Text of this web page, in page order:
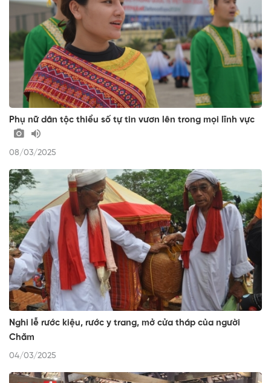
Phụ nữ dân tộc thiểu số tự tin vươn lên trong mọi lĩnh vực
08/03/2025
Nghi lễ rước kiệu, rước y trang, mở cửa tháp của người
Chăm
04/03/2025